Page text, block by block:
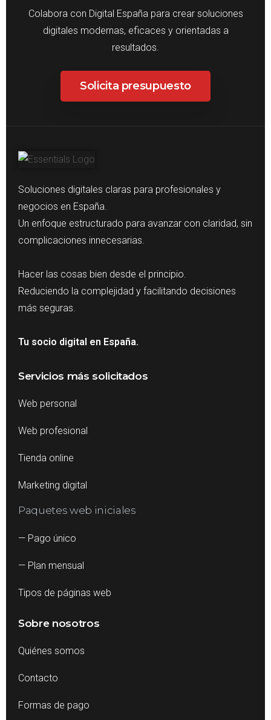
Colabora con Digital España para crear soluciones
digitales modernas, eficaces y orientadas a
resultados.
Solicita presupuesto
Soluciones digitales claras para profesionales y
negocios en España.
Un enfoque estructurado para avanzar con claridad, sin
complicaciones innecesarias.
Hacer las cosas bien desde el principio.
Reduciendo la complejidad y facilitando decisiones
más seguras.
Tu socio digital en España.
Servicios más solicitados
Web personal
Web profesional
Tienda online
Marketing digital
Paquetes web iniciales
— Pago único
— Plan mensual
Tipos de páginas web
Sobre nosotros
Quiénes somos
Contacto
Formas de pago